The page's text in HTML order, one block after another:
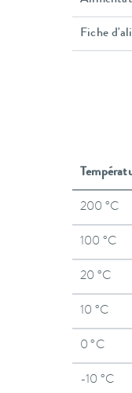
Fiche
200 °C
100 °C
20 °C
10 °C
0 °C
-10 °C